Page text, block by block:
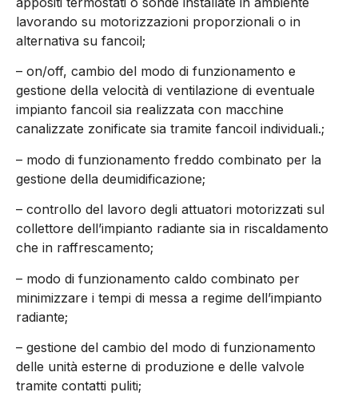
lavorando su motorizzazioni proporzionali o in
alternativa su fancoil;
– on/off, cambio del modo di funzionamento e
gestione della velocità di ventilazione di eventuale
impianto fancoil sia realizzata con macchine
canalizzate zonificate sia tramite fancoil individuali.;
– modo di funzionamento freddo combinato per la
gestione della deumidificazione;
– controllo del lavoro degli attuatori motorizzati sul
collettore dell’impianto radiante sia in riscaldamento
che in raffrescamento;
– modo di funzionamento caldo combinato per
minimizzare i tempi di messa a regime dell’impianto
radiante;
– gestione del cambio del modo di funzionamento
delle unità esterne di produzione e delle valvole
tramite contatti puliti;